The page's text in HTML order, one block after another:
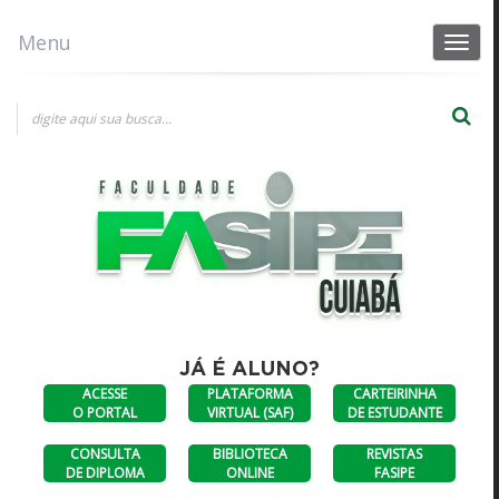
Toggle
Menu
Escolha uma opção
FASIPE SINOP UNIFASIPE
JÁ É ALUNO?
ACESSE
O PORTAL
PLATAFORMA
VIRTUAL (SAF)
CARTEIRINHA
DE ESTUDANTE
CONSULTA
DE DIPLOMA
BIBLIOTECA
ONLINE
REVISTAS
FASIPE
Consultas a diplomas
DIPLOMAS
ANTERIORES A
CONSULTA AO
DIPLOMA
DIGITAL